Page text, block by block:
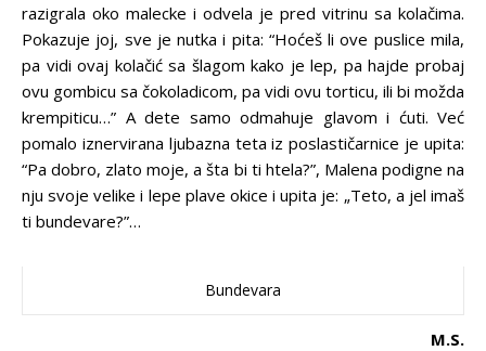
razigrala oko malecke i odvela je pred vitrinu sa kolačima.
Pokazuje joj, sve je nutka i pita: “Hoćeš li ove puslice mila,
pa vidi ovaj kolačić sa šlagom kako je lep, pa hajde probaj
ovu gombicu sa čokoladicom, pa vidi ovu torticu, ili bi možda
krempiticu…” A dete samo odmahuje glavom i ćuti. Već
pomalo iznervirana ljubazna teta iz poslastičarnice je upita:
“Pa dobro, zlato moje, a šta bi ti htela?”, Malena podigne na
nju svoje velike i lepe plave okice i upita je: „Teto, a jel imaš
ti bundevare?”…
Bundevara
M.S.